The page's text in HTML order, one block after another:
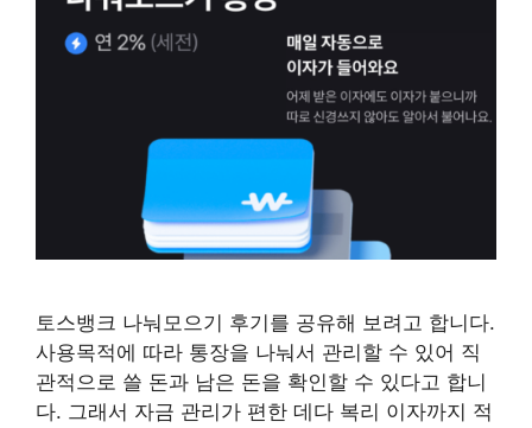
토스뱅크 나눠모으기 후기를 공유해 보려고 합니다.
사용목적에 따라 통장을 나눠서 관리할 수 있어 직
관적으로 쓸 돈과 남은 돈을 확인할 수 있다고 합니
다. 그래서 자금 관리가 편한 데다 복리 이자까지 적